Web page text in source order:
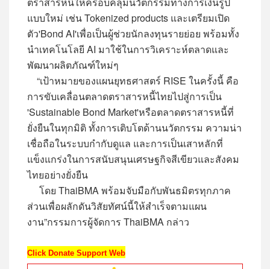
แบบใหม่ เช่น Tokenized products และเตรียมเปิด
ตัว'Bond AI'เพื่อเป็นผู้ช่วยนักลงทุนรายย่อย พร้อมทั้ง
นำเทคโนโลยี AI มาใช้ในการวิเคราะห์ตลาดและ
พัฒนาผลิตภัณฑ์ใหม่ๆ
“เป้าหมายของแผนยุทธศาสตร์ RISE ในครั้งนี้ คือ
การขับเคลื่อนตลาดตราสารหนี้ไทยไปสู่การเป็น
'Sustainable Bond Market'หรือตลาดตราสารหนี้ที่
ยั่งยืนในทุกมิติ ทั้งการเติบโตด้านนวัตกรรม ความน่า
เชื่อถือในระบบกำกับดูแล และการเป็นเสาหลักที่
แข็งแกร่งในการสนับสนุนเศรษฐกิจสีเขียวและสังคม
ไทยอย่างยั่งยืน
โดย ThaiBMA พร้อมจับมือกับพันธมิตรทุกภาค
ส่วนเพื่อผลักดันวิสัยทัศน์นี้ให้สำเร็จตามแผน
งาน”กรรมการผู้จัดการ ThaiBMA กล่าว
Click Donate Support Web